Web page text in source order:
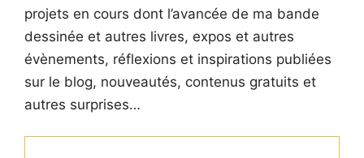
projets en cours dont l’avancée de ma bande
dessinée et autres livres, expos et autres
évènements, réflexions et inspirations publiées
sur le blog, nouveautés, contenus gratuits et
autres surprises…